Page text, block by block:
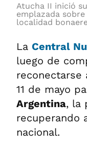
Atucha II inició
emplazada
localidad
La Central
luego de
reconectarse
11 de mayo
Argentina, la
recuperando
nacional.